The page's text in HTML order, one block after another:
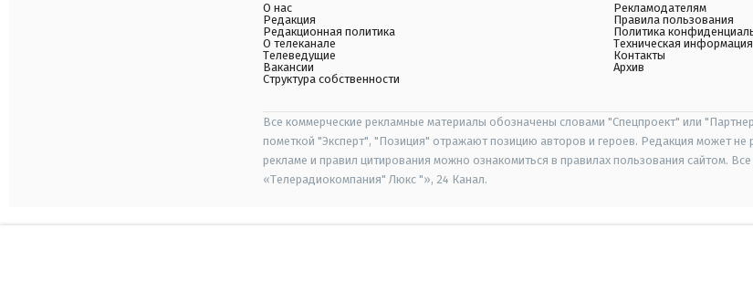
О нас
Редакция
Редакционная политика
О телеканале
Телеведущие
Вакансии
Структура собственности
Рекламодателям
Правила пользования
Политика
Техническая информация
Контакты
Архив
Все коммерческие рекламные материалы обозначены словами "Спецпроект" или
пометкой "Эксперт", "Позиция" отражают позицию авторов и героев. Редакция может не
рекламе и правил цитирования можно ознакомиться в правилах пользования сайтом.
«Телерадиокомпания" Люкс "», 24 Канал.